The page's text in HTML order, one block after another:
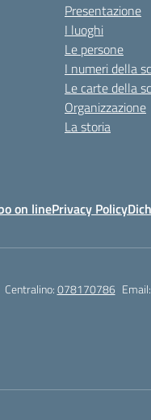
Presentazione
I luoghi
Le persone
I numeri della
Le carte della
Organizzazione
La storia
on linePrivacy Policy
Centralino:078170786 Email: